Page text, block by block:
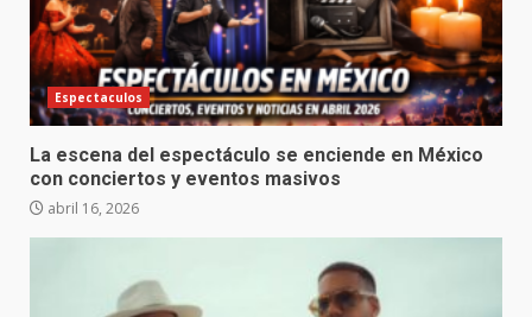
Espectaculos
La escena del espectáculo se enciende en México
con conciertos y eventos masivos
abril 16, 2026